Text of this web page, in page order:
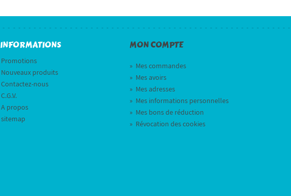
INFORMATIONS
Promotions
Nouveaux produits
Contactez-nous
C.G.V.
A propos
sitemap
MON COMPTE
» Mes commandes
» Mes avoirs
» Mes adresses
» Mes informations personnelles
» Mes bons de réduction
» Révocation des cookies